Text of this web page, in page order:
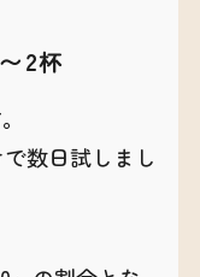
2杯
数日試しまし